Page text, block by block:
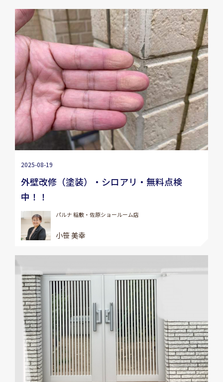
2025-08-19
外壁改修（塗装）・シロアリ・無料点検
中！！
パルナ 稲敷・佐原ショールーム店
小笹 美幸